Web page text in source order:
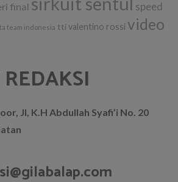
final
speed
team indonesia tti valentino rossi video
Jl, K.H Abdullah Syafi’i No. 20